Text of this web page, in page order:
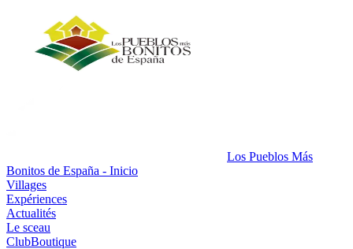
Los Pueblos Más
Bonitos de España - Inicio
Villages
Expériences
Actualités
Le sceau
ClubBoutique